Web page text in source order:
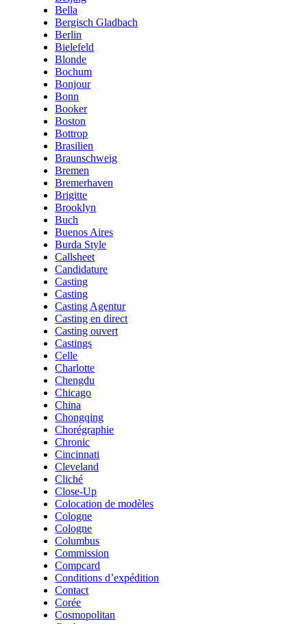
Bella
Bergisch Gladbach
Berlin
Bielefeld
Blonde
Bochum
Bonjour
Bonn
Booker
Boston
Bottrop
Brasilien
Braunschweig
Bremen
Bremerhaven
Brigitte
Brooklyn
Buch
Buenos Aires
Burda Style
Callsheet
Candidature
Casting
Casting
Casting Agentur
Casting en direct
Casting ouvert
Castings
Celle
Charlotte
Chengdu
Chicago
China
Chongqing
Chorégraphie
Chronic
Cincinnati
Cleveland
Cliché
Close-Up
Colocation de modèles
Cologne
Cologne
Columbus
Commission
Compcard
Conditions d’expédition
Contact
Corée
Cosmopolitan